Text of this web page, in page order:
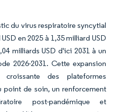
du virus respiratoire syncytial
en 2025 à 1,35 milliard USD
milliards USD d'ici 2031 à un
2026-2031. Cette expansion
des plateformes
point de soin, un renforcement
post-pandémique et